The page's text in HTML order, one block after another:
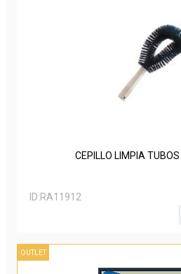
CEPILLO LIMPIA
ID:RA11912
OUTLET